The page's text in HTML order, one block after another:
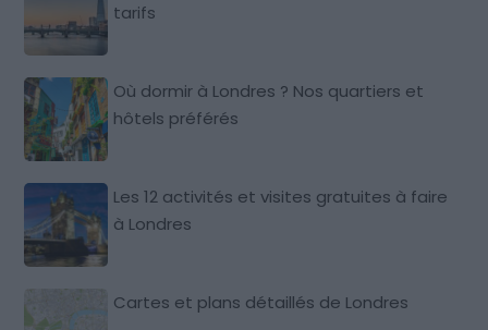
tarifs
Où dormir à Londres ? Nos quartiers et
hôtels préférés
Les 12 activités et visites gratuites à faire
à Londres
Cartes et plans détaillés de Londres